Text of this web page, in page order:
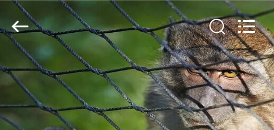
MAISON
PRODUITS
Anping
Metal
Mesh
Co.,
Reserved.